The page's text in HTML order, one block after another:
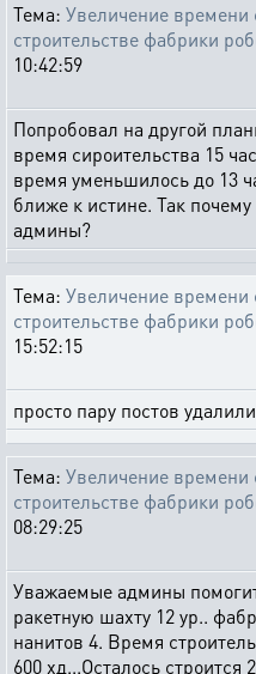
Тема: Увеличение времени
строительстве фабрики
10:42:59
Попробовал на другой
время сироительства 15
время уменьшилось до 13
ближе к истине. Так
админы?
Тема: Увеличение времени
строительстве фабрики
15:52:15
просто пару постов
Тема: Увеличение времени
строительстве фабрики
08:29:25
Уважаемые админы
ракетную шахту 12 ур..
нанитов 4. Время
600 хд...Осталось строится